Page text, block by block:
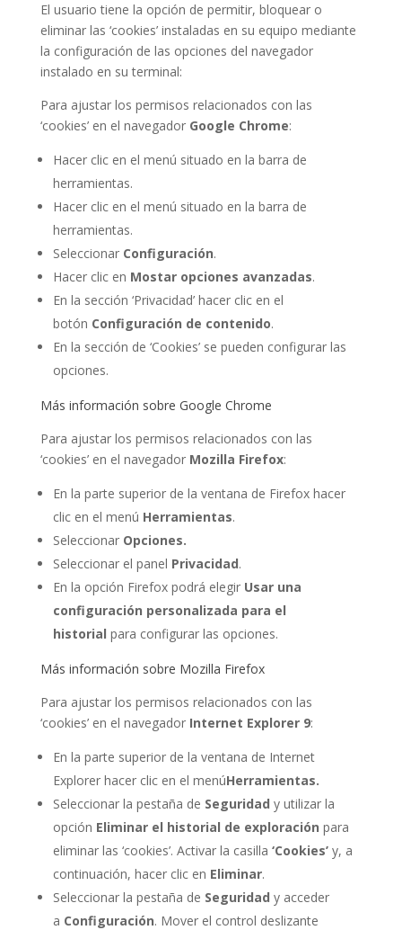
El usuario tiene la opción de permitir, bloquear o
eliminar las ‘cookies’ instaladas en su equipo mediante
la configuración de las opciones del navegador
instalado en su terminal:
Para ajustar los permisos relacionados con las
‘cookies’ en el navegador Google Chrome:
Hacer clic en el menú situado en la barra de
herramientas.
Hacer clic en el menú situado en la barra de
herramientas.
Seleccionar Configuración.
Hacer clic en Mostar opciones avanzadas.
En la sección ‘Privacidad’ hacer clic en el
botón Configuración de contenido.
En la sección de ‘Cookies’ se pueden configurar las
opciones.
Más información sobre Google Chrome
Para ajustar los permisos relacionados con las
‘cookies’ en el navegador Mozilla Firefox:
En la parte superior de la ventana de Firefox hacer
clic en el menú Herramientas.
Seleccionar Opciones.
Seleccionar el panel Privacidad.
En la opción Firefox podrá elegir Usar una
configuración personalizada para el
historial para configurar las opciones.
Más información sobre Mozilla Firefox
Para ajustar los permisos relacionados con las
‘cookies’ en el navegador Internet Explorer 9:
En la parte superior de la ventana de Internet
Explorer hacer clic en el menúHerramientas.
Seleccionar la pestaña de Seguridad y utilizar la
opción Eliminar el historial de exploración para
eliminar las ‘cookies’. Activar la casilla ‘Cookies’ y, a
continuación, hacer clic en Eliminar.
Seleccionar la pestaña de Seguridad y acceder
a Configuración. Mover el control deslizante